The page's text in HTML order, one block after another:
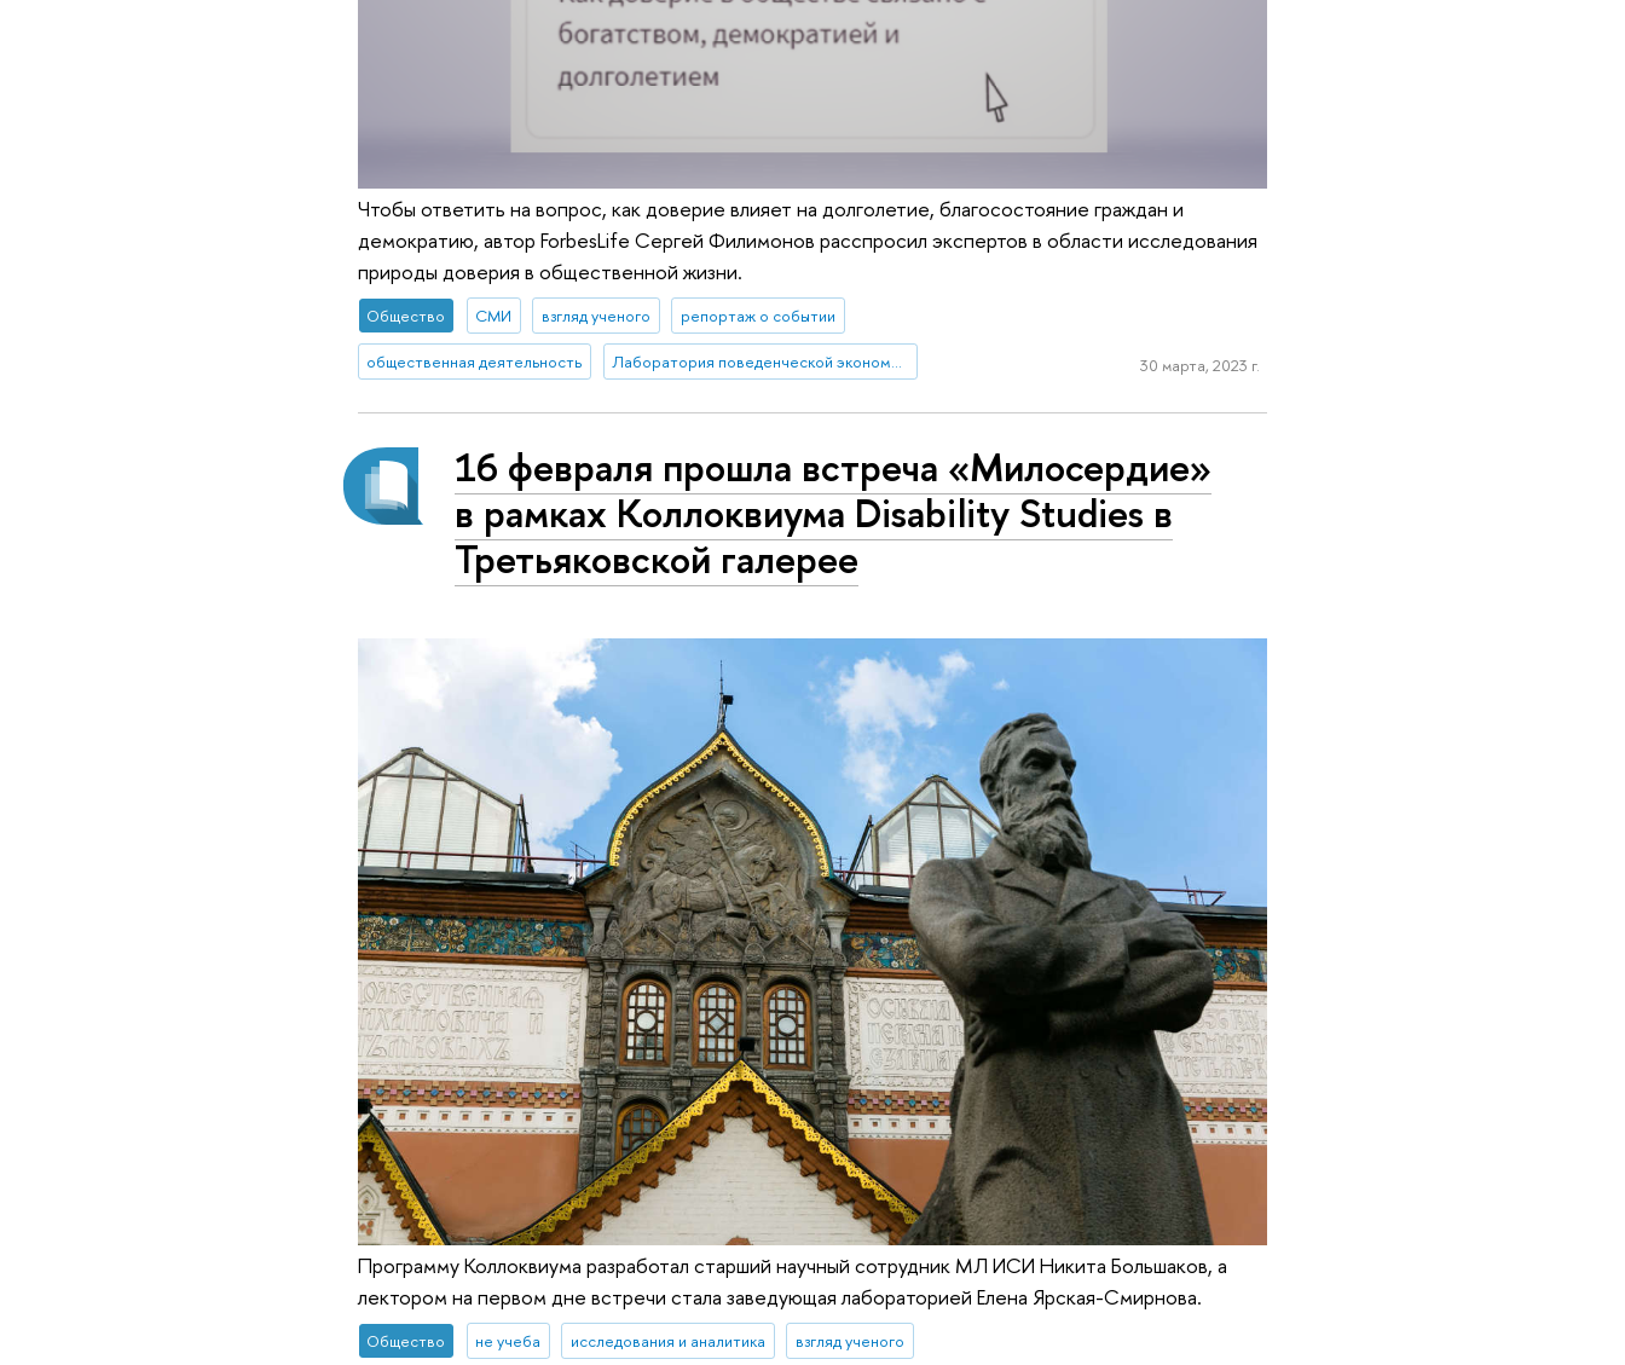
Чтобы ответить на вопрос, как доверие влияет на долголетие, благосостояние граждан и
демократию, автор ForbesLife Сергей Филимонов расспросил экспертов в области исследования
природы доверия в общественной жизни.
Общество СМИ взгляд ученого репортаж о событии
общественная деятельность Лаборатория поведенческой экономики и финансов 30 марта, 2023 г.
16 февраля прошла встреча «Милосердие»
в рамках Коллоквиума Disability Studies в
Третьяковской галерее
Программу Коллоквиума разработал старший научный сотрудник МЛ ИСИ Никита Большаков, а
лектором на первом дне встречи стала заведующая лабораторией Елена Ярская-Смирнова.
Общество не учеба исследования и аналитика взгляд ученого